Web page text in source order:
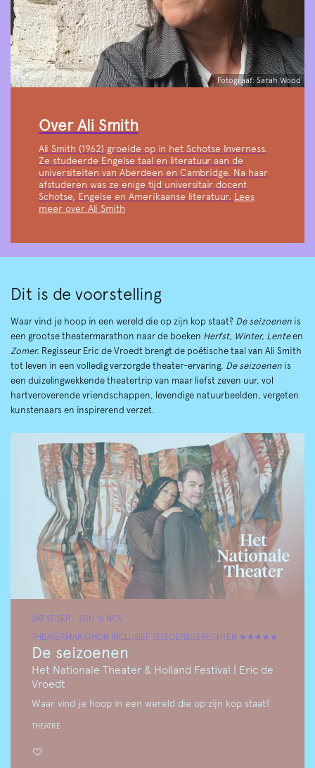
Fotograaf: Sarah Wood
Over Ali Smith
Ali Smith (1962) groeide op in het Schotse Inverness.
Ze studeerde Engelse taal en literatuur aan de
universiteiten van Aberdeen en Cambridge. Na haar
afstuderen was ze enige tijd universitair docent
Schotse, Engelse en Amerikaanse literatuur. Lees
meer over Ali Smith
Dit is de voorstelling
Waar vind je hoop in een wereld die op zijn kop staat? De seizoenen is
een grootse theatermarathon naar de boeken Herfst, Winter, Lenteen
Zomer. Regisseur Eric de Vroedt brengt de poëtische taal van Ali Smith
tot leven in een volledig verzorgde theater-ervaring. De seizoenen is
een duizelingwekkende theatertrip van maar liefst zeven uur, vol
hartveroverende vriendschappen, levendige natuurbeelden, vergeten
kunstenaars en inspirerend verzet.
De seizoenen
Het Nationale Theater & Holland Festival | Eric de
Vroedt
THEATERMARATHON INCLUSIEF SEIZOENSGERECHTEN ★★★★★
SAT 13 SEP - SUN 16 NOV
Waar vind je hoop in een wereld die op zijn kop staat?
THEATRE